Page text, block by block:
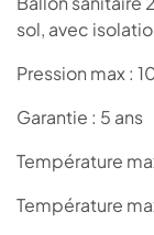
sol, avec
Pression max :
Garantie : 5 ans
Température
Température